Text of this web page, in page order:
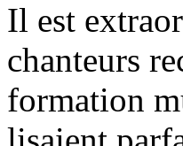
Il est
chanteurs
formation